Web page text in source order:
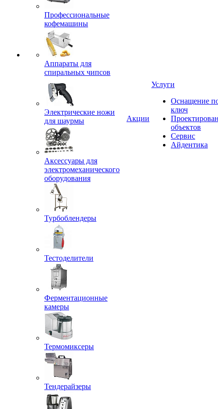
Профессиональные
кофемашины
Аппараты для
спиральных чипсов
Электрические ножи
для шаурмы
Аксессуары для
электромеханического
оборудования
Турбоблендеры
Тестоделители
Ферментационные
камеры
Термомиксеры
Тендерайзеры
Акции
Услуги
Оснащение
ключ
объектов
Сервис
Айдентика